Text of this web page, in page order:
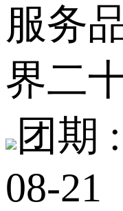
服务
界二
团期 :
08-21